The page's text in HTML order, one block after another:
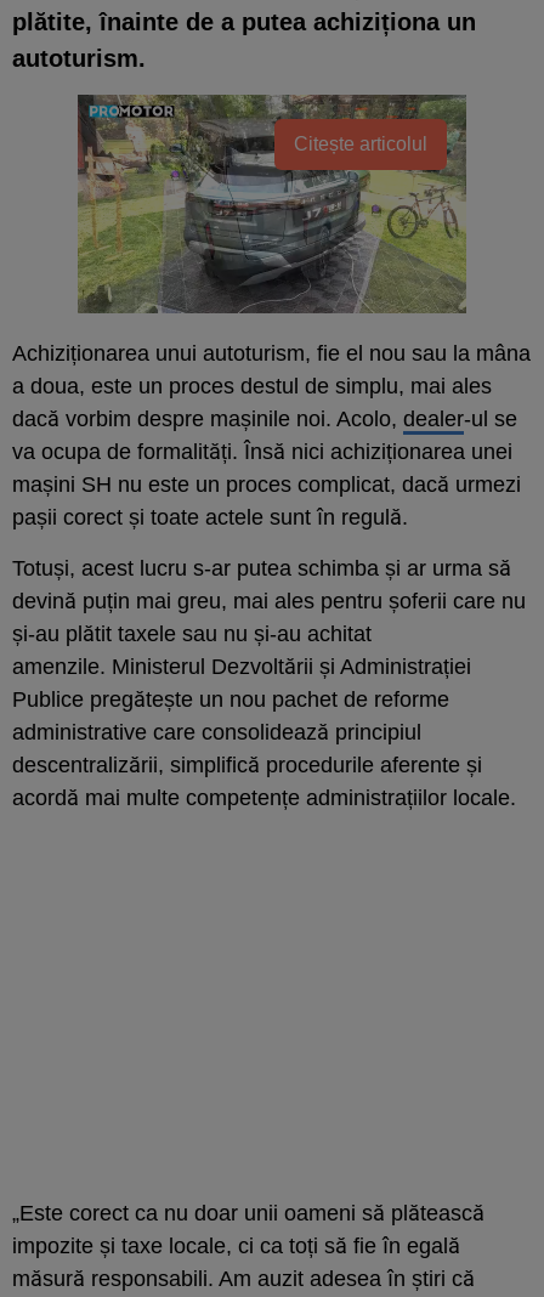
plătite, înainte de a putea achiziționa un
autoturism.
Citește articolul
Achiziționarea unui autoturism, fie el nou sau la mâna
a doua, este un proces destul de simplu, mai ales
dacă vorbim despre mașinile noi. Acolo, dealer-ul se
va ocupa de formalități. Însă nici achiziționarea unei
mașini SH nu este un proces complicat, dacă urmezi
pașii corect și toate actele sunt în regulă.
Totuși, acest lucru s-ar putea schimba și ar urma să
devină puțin mai greu, mai ales pentru șoferii care nu
și-au plătit taxele sau nu și-au achitat
amenzile. Ministerul Dezvoltării și Administrației
Publice pregătește un nou pachet de reforme
administrative care consolidează principiul
descentralizării, simplifică procedurile aferente și
acordă mai multe competențe administrațiilor locale.
„Este corect ca nu doar unii oameni să plătească
impozite și taxe locale, ci ca toți să fie în egală
măsură responsabili. Am auzit adesea în știri că